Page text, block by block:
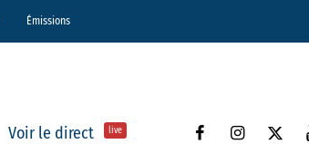
Émissions
Voir le direct live